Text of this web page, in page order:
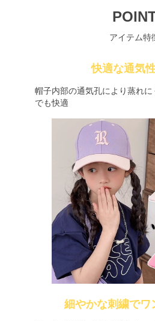
アイテム特
快適な通気
帽子内部の通気孔により蒸れ
でも快適
細やかな刺繍でワ